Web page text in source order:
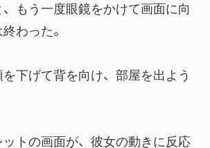
もう一度眼鏡をかけて画面に向
わった。
下げて背を向け、部屋を出よう
トの画面が、彼女の動きに反応